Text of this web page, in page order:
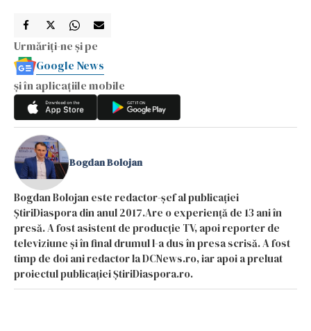
Urmăriți-ne și pe
Google News
și în aplicațiile mobile
Bogdan Bolojan
Bogdan Bolojan este redactor-șef al publicației
ȘtiriDiaspora din anul 2017.Are o experiență de 13 ani în
presă. A fost asistent de producție TV, apoi reporter de
televiziune și în final drumul l-a dus în presa scrisă. A fost
timp de doi ani redactor la DCNews.ro, iar apoi a preluat
proiectul publicației ȘtiriDiaspora.ro.